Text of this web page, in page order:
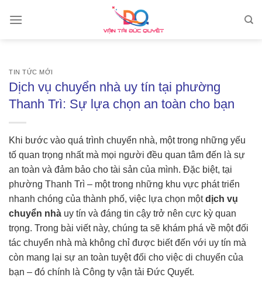
TIN TỨC MỚI
Dịch vụ chuyển nhà uy tín tại phường
Thanh Trì: Sự lựa chọn an toàn cho bạn
Khi bước vào quá trình chuyển nhà, một trong những yếu
tố quan trọng nhất mà mọi người đều quan tâm đến là sự
an toàn và đảm bảo cho tài sản của mình. Đặc biệt, tại
phường Thanh Trì – một trong những khu vực phát triển
nhanh chóng của thành phố, việc lựa chọn mộtdịch vụ
chuyển nhà uy tín và đáng tin cậy trở nên cực kỳ quan
trọng. Trong bài viết này, chúng ta sẽ khám phá về một đối
tác chuyển nhà mà không chỉ được biết đến với uy tín mà
còn mang lại sự an toàn tuyệt đối cho việc di chuyển của
bạn – đó chính là Công ty vận tải Đức Quyết.